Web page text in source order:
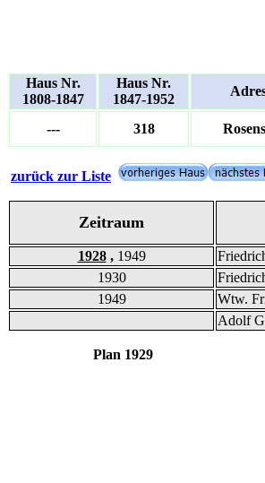
Haus Nr.
1808-1847
Haus Nr.
1847-1952
--- 318
zurück zur Liste
Zeitraum
1928, 1949
1930
1949
Wtw.
Adolf
Plan 1929